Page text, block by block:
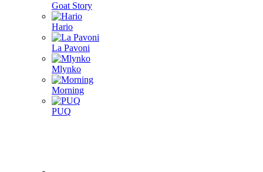
Goat Story
Hario
La Pavoni
Mlynko
Morning
PUQ